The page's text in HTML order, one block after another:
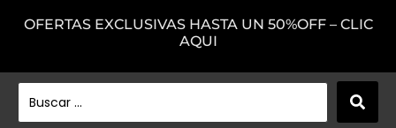
OFERTAS EXCLUSIVAS HASTA UN 50%OFF – CLIC
AQUI